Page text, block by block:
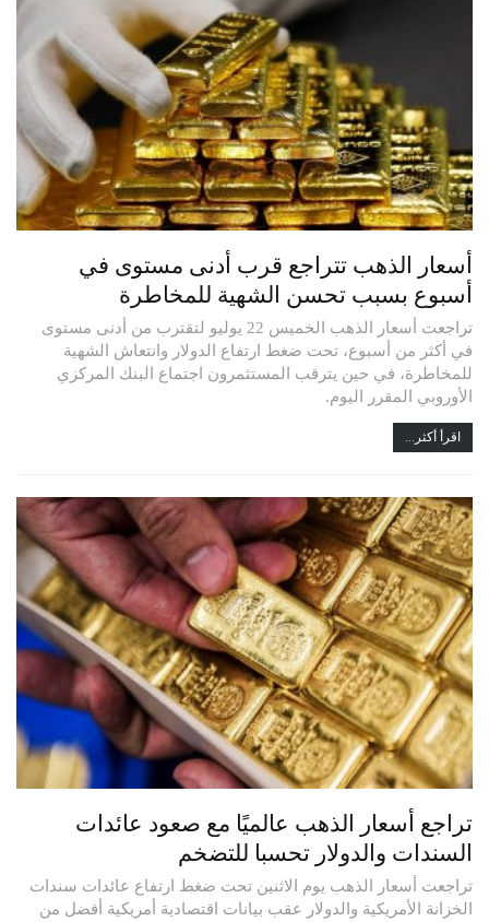
أسعار الذهب تتراجع قرب أدنى مستوى في
أسبوع بسبب تحسن الشهية للمخاطرة
تراجعت أسعار الذهب الخميس 22 يوليو لتقترب من أدنى مستوى
في أكثر من أسبوع، تحت ضغط ارتفاع الدولار وانتعاش الشهية
للمخاطرة، في حين يترقب المستثمرون اجتماع البنك المركزي
الأوروبي المقرر اليوم.
اقرأ أكثر...
تراجع أسعار الذهب عالميًا مع صعود عائدات
السندات والدولار تحسبا للتضخم
تراجعت أسعار الذهب يوم الاثنين تحت ضغط ارتفاع عائدات سندات
الخزانة الأمريكية والدولار عقب بيانات اقتصادية أمريكية أفضل من